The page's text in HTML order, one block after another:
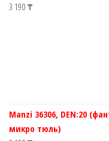
3 190 ₸
Manzi 36306, DEN:20
микро тюль)